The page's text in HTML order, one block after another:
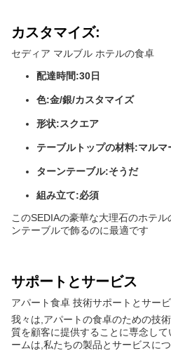
カスタマイズ:
セディア マルブル ホテルの食卓
配達時間:30日
色:金/銀/カスタマイズ
形状:スクエア
テーブルトップの材料:マルマ
ターンテーブル:そうだ
組み立て:必須
このSEDIAの豪華な大理石のホテ
ンテーブルで飾るのに最適です
サポートとサービス
アパート食卓 技術サポートとサー
我々は,アパートの食卓のための技
質を顧客に提供することに専念し
ームは,私たちの製品とサービスに